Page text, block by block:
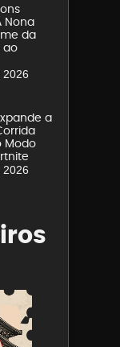
Nona
da
ao
2026
a
Modo
2026